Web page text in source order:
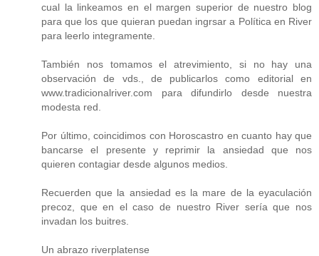
cual la linkeamos en el margen superior de nuestro blog
para que los que quieran puedan ingrsar a Política en River
para leerlo integramente.
También nos tomamos el atrevimiento, si no hay una
observación de vds., de publicarlos como editorial en
www.tradicionalriver.com para difundirlo desde nuestra
modesta red.
Por último, coincidimos con Horoscastro en cuanto hay que
bancarse el presente y reprimir la ansiedad que nos
quieren contagiar desde algunos medios.
Recuerden que la ansiedad es la mare de la eyaculación
precoz, que en el caso de nuestro River sería que nos
invadan los buitres.
Un abrazo riverplatense